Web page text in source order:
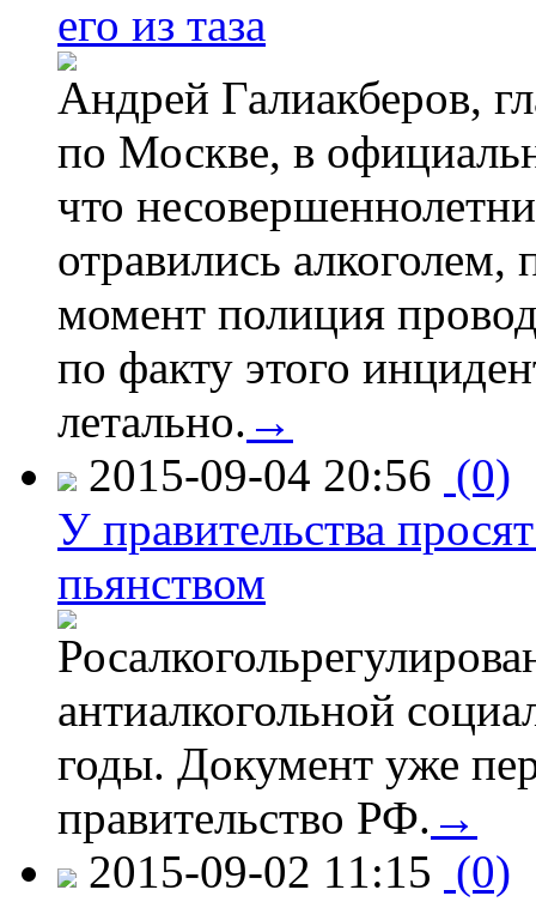
его из таза
Андрей Галиакберов,
по Москве, в
что
отравились
момент полиция
по факту этого
летально. →
2015-09-04 20:56 (0)
У правительства
пьянством
антиалкогольной
годы. Документ уже
правительство РФ. →
2015-09-02 11:15 (0)